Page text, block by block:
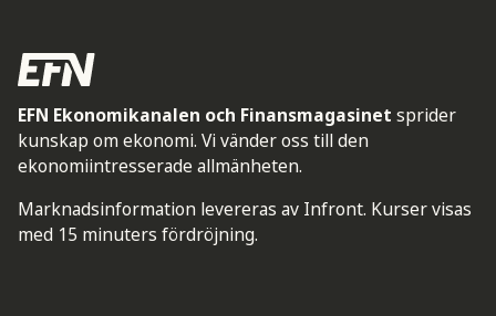
EFN Ekonomikanalen och Finansmagasinet sprider
kunskap om ekonomi. Vi vänder oss till den
ekonomiintresserade allmänheten.
Marknadsinformation levereras av Infront. Kurser visas
med 15 minuters fördröjning.